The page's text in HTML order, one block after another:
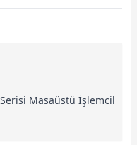
Masaüstü İşlemcil